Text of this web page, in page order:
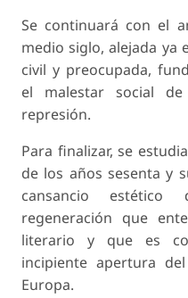
Se continuará con el
medio siglo, alejada ya
civil y preocupada,
el malestar social
represión.
Para finalizar, se
de los años sesenta y
cansancio
regeneración que
literario y que es
incipiente apertura
Europa.